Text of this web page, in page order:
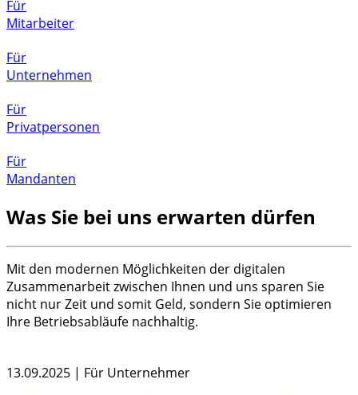
Für
Mitarbeiter
Für
Unternehmen
Für
Privatpersonen
Für
Mandanten
Was Sie bei uns erwarten dürfen
Mit den modernen Möglichkeiten der digitalen
Zusammenarbeit zwischen Ihnen und uns sparen Sie
nicht nur Zeit und somit Geld, sondern Sie optimieren
Ihre Betriebsabläufe nachhaltig.
13.09.2025 | Für Unternehmer